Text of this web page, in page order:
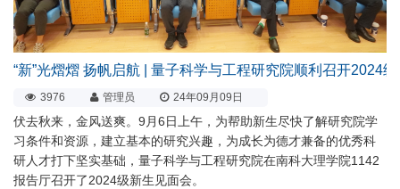
“新”光熠熠 扬帆启航 | 量子科学与工程研究院顺利召开2024
3976 管理员 24年09月09日
伏去秋来，金风送爽。9月6日上午，为帮助新生尽快了解研究院学
习条件和资源，建立基本的研究兴趣，为成长为德才兼备的优秀科
研人才打下坚实基础，量子科学与工程研究院在南科大理学院1142
报告厅召开了2024级新生见面会。